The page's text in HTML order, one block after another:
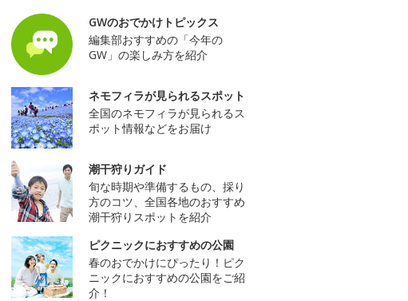
GWのおでかけトピックス
編集部おすすめの「今年の
GW」の楽しみ方を紹介
ネモフィラが見られるスポット
全国のネモフィラが見られるス
ポット情報などをお届け
潮干狩りガイド
旬な時期や準備するもの、採り
方のコツ、全国各地のおすすめ
潮干狩りスポットを紹介
ピクニックにおすすめの公園
春のおでかけにぴったり！ピク
ニックにおすすめの公園をご紹
介！